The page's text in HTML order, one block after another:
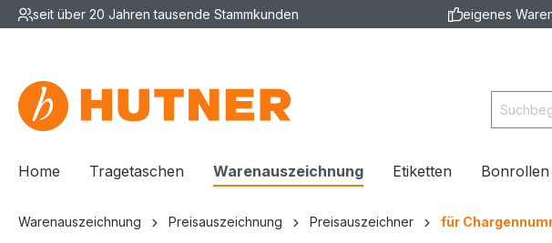
seit über 20 Jahren tausende Stammkunden eigenes
Home Tragetaschen Warenauszeichnung Etiketten Bonrollen
Warenauszeichnung Preisauszeichnung Preisauszeichner für